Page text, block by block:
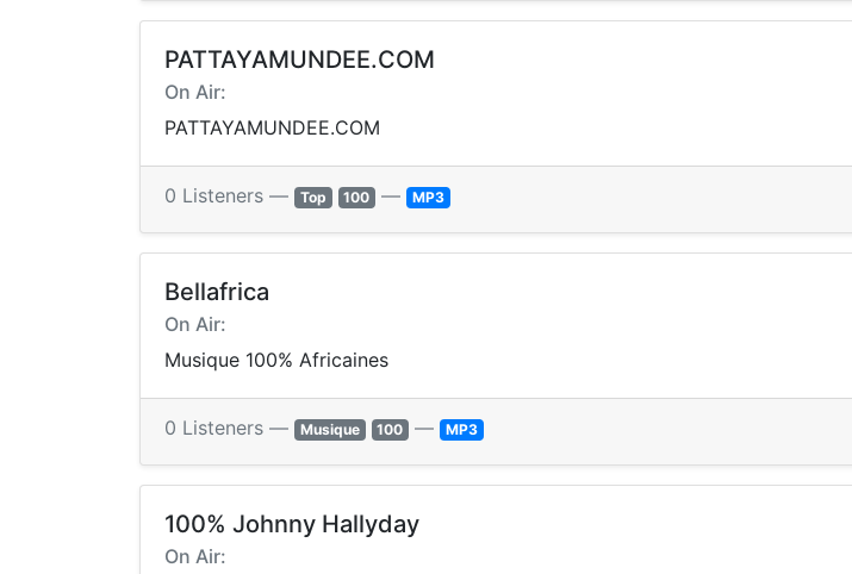
PATTAYAMUNDEE.COM
On Air:
PATTAYAMUNDEE.COM
0 Listeners — Top 100 — MP3
Bellafrica
On Air:
Musique 100% Africaines
0 Listeners — Musique 100 — MP3
100% Johnny Hallyday
On Air: